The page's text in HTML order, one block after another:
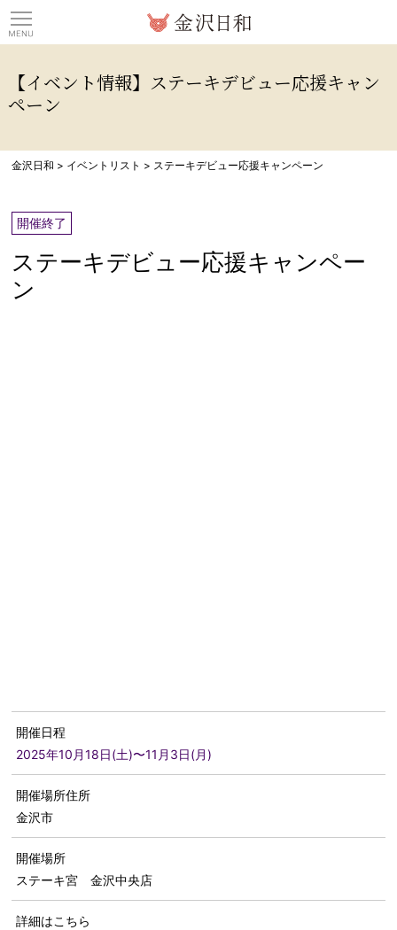
【イベント情報】ステーキデビュー応援キャン
ペーン
金沢日和 > イベントリスト > ステーキデビュー応援キャンペーン
開催終了
ステーキデビュー応援キャンペー
ン
開催日程
2025年10月18日(土)〜11月3日(月)
開催場所住所
金沢市
開催場所
ステーキ宮 金沢中央店
詳細はこちら